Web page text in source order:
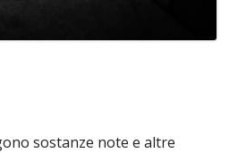
sostanze note e altre